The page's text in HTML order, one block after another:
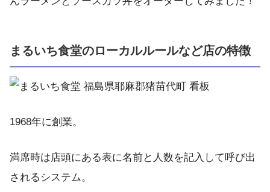
まるいち食堂のローカルルールなど店の特徴
1968年に創業。
満席時は店頭にある表に名前と人数を記入して呼び出
されるシステム。